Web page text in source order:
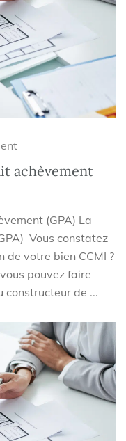
achèvement
(GPA) La
Vous constatez
de votre bien CCMI ?
pouvez faire
constructeur de ...